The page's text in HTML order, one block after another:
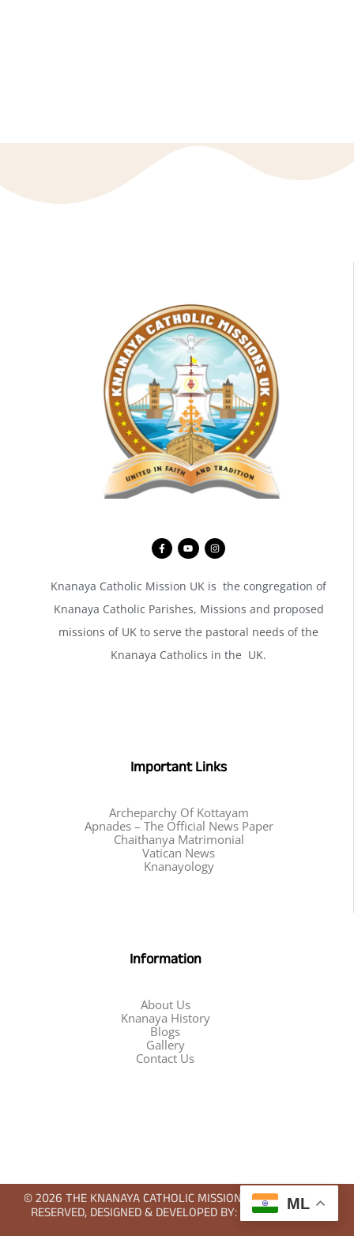
Knanaya Catholic Mission UK is the congregation of
Knanaya Catholic Parishes, Missions and proposed
missions of UK to serve the pastoral needs of the
Knanaya Catholics in the UK.
Important Links
Archeparchy Of Kottayam
Apnades – The Official News Paper
Chaithanya Matrimonial
Vatican News
Knanayology
Information
About Us
Knanaya History
Blogs
Gallery
Contact Us
© 2026 THE KNANAYA CATHOLIC MISSIONS UK ALL RIGHTS
RESERVED, DESIGNED & DEVELOPED BY: WE4CYBERCARE
ML